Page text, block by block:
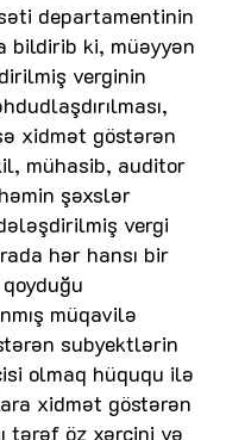
departamentinin
bildirib ki, müəyyən
verginin
xidmət göstərən
mühasib, auditor
şəxslər
vergi
hər hansı bir
müqavilə
subyektlərin
olmaq hüququ ilə
xidmət göstərən
tərəf öz xərcini və